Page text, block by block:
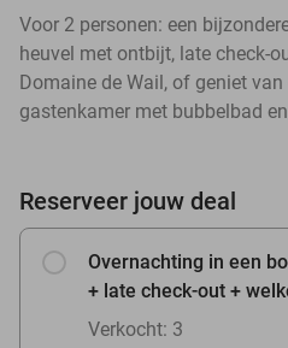
Voor 2 personen: een
heuvel met ontbijt, late check-
Domaine de Wail, of geniet
gastenkamer met bubbelbad
Reserveer jouw deal
Overnachting in een
+ late check-out +
Verkocht: 3